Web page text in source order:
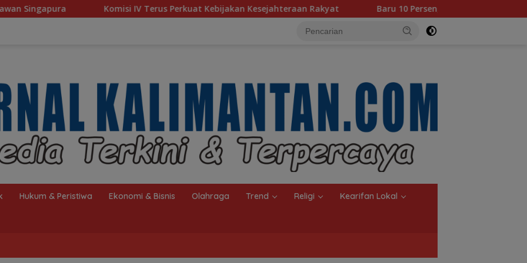
Komisi IV Terus Perkuat Kebijakan Kesejahteraan Rakyat Baru 10 Persen, Aktivasi IKD Banjarmasin Didorong
Hukum & Peristiwa Ekonomi & Bisnis Olahraga Trend Religi Kearifan Lokal